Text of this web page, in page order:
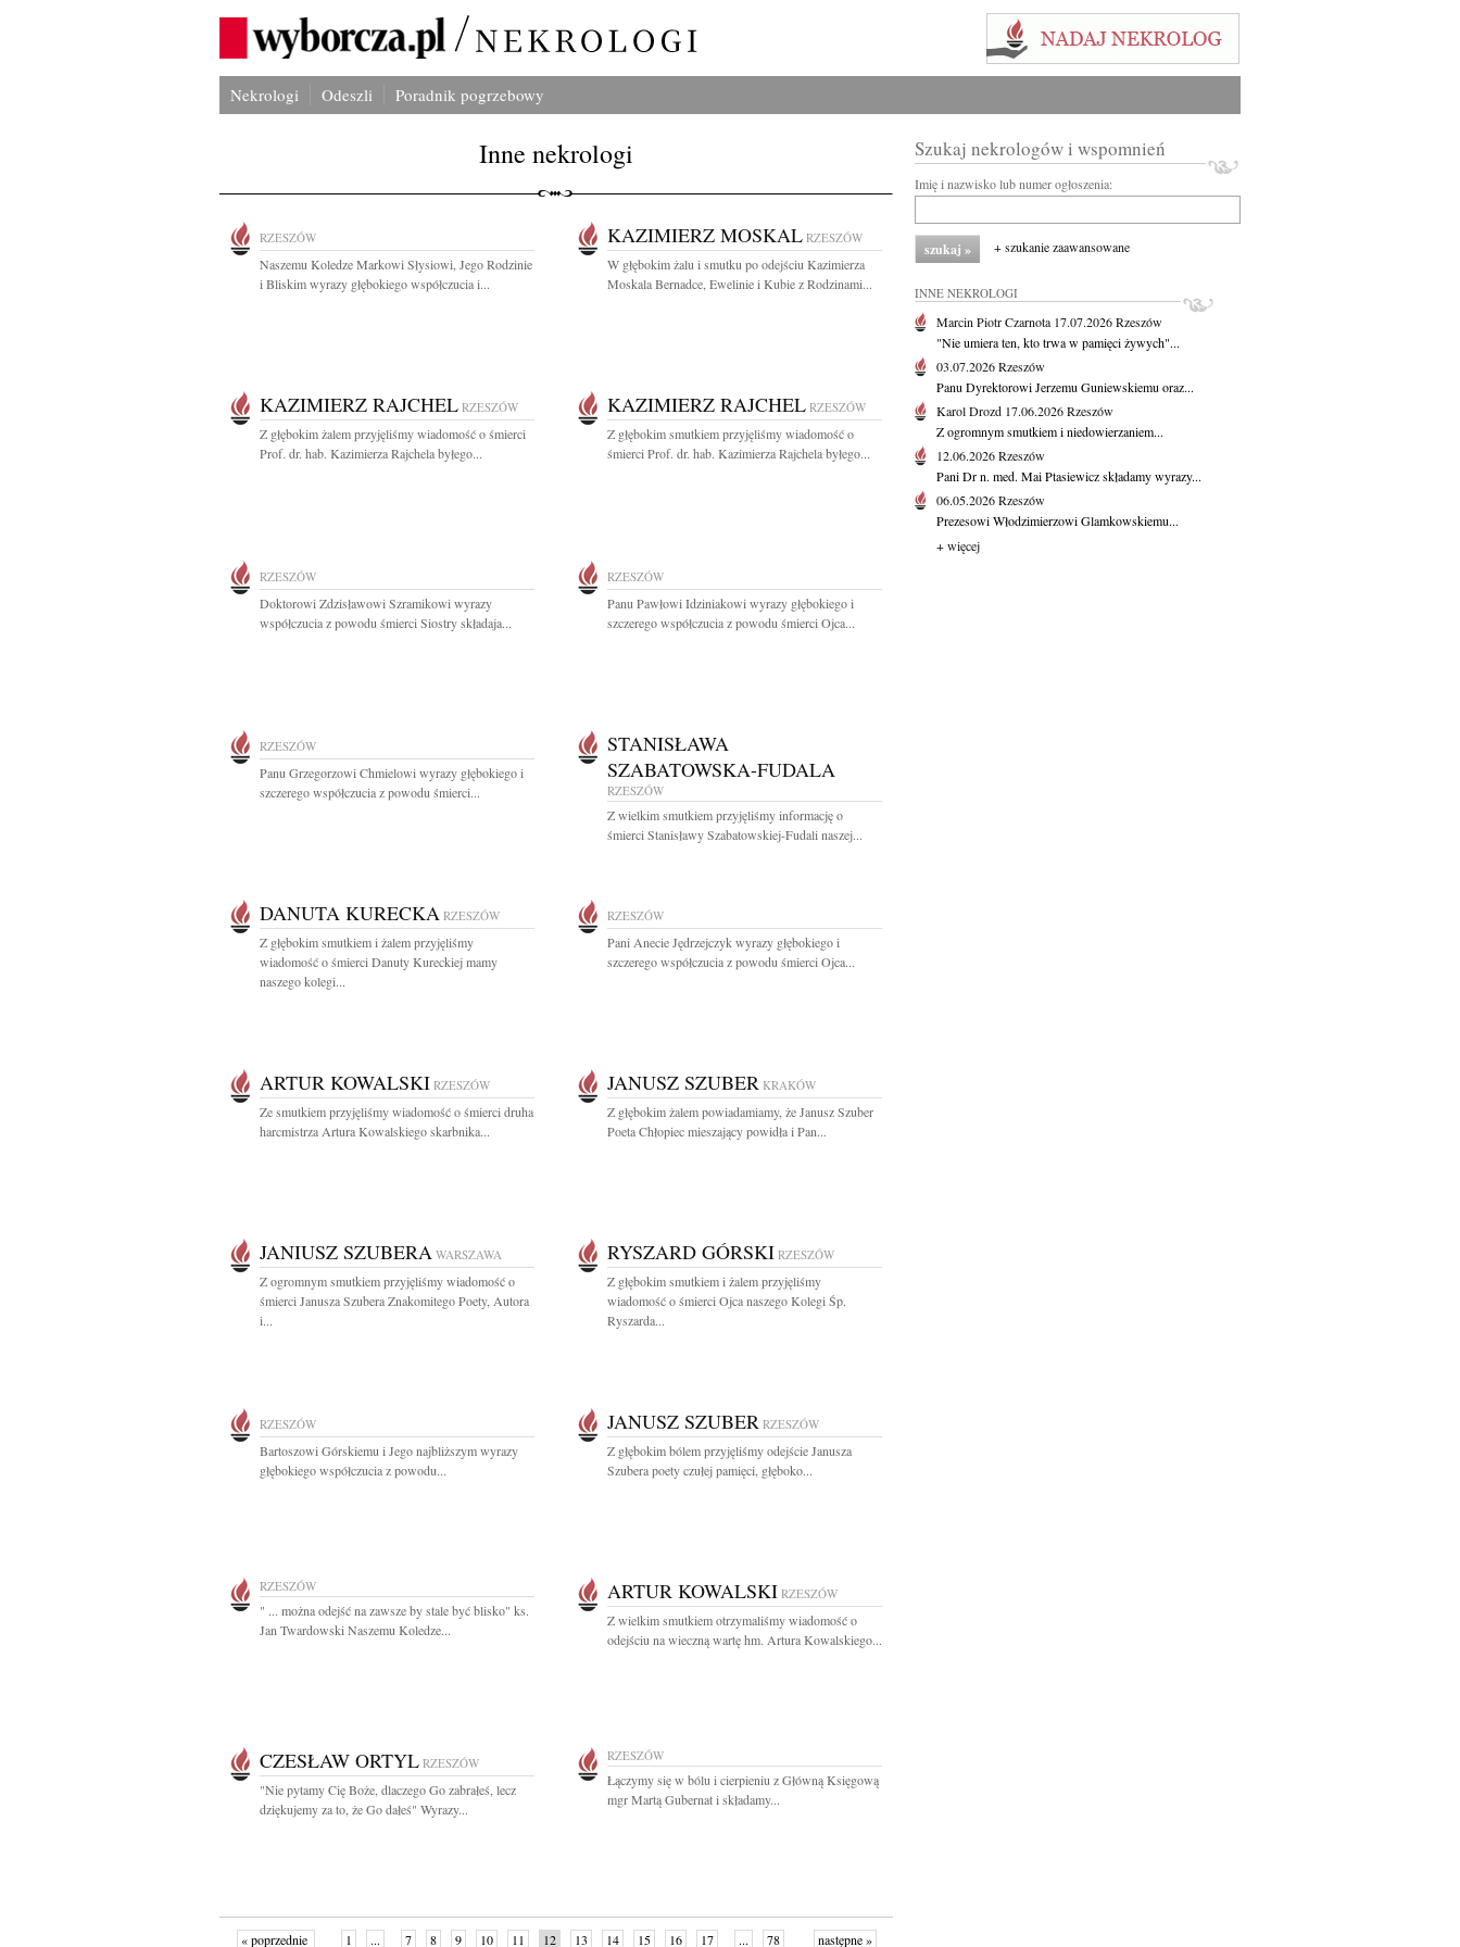
Nekrologi Odeszli Poradnik pogrzebowy
Inne nekrologi
RZESZÓW
Naszemu Koledze Markowi Słysiowi, Jego Rodzinie
i Bliskim wyrazy głębokiego współczucia i...
KAZIMIERZ MOSKAL RZESZÓW
W głębokim żalu i smutku po odejściu Kazimierza
Moskala Bernadce, Ewelinie i Kubie z Rodzinami...
KAZIMIERZ RAJCHEL RZESZÓW
Z głębokim żalem przyjęliśmy wiadomość o śmierci
Prof. dr. hab. Kazimierza Rajchela byłego...
KAZIMIERZ RAJCHEL RZESZÓW
Z głębokim smutkiem przyjęliśmy wiadomość o
śmierci Prof. dr. hab. Kazimierza Rajchela byłego...
RZESZÓW
Doktorowi Zdzisławowi Szramikowi wyrazy
współczucia z powodu śmierci Siostry składaja...
RZESZÓW
Panu Pawłowi Idziniakowi wyrazy głębokiego i
szczerego współczucia z powodu śmierci Ojca...
RZESZÓW
Panu Grzegorzowi Chmielowi wyrazy głębokiego i
szczerego współczucia z powodu śmierci...
STANISŁAWA
SZABATOWSKA-FUDALA
RZESZÓW
Z wielkim smutkiem przyjęliśmy informację o
śmierci Stanisławy Szabatowskiej-Fudali naszej...
DANUTA KURECKA RZESZÓW
Z głębokim smutkiem i żalem przyjęliśmy
wiadomość o śmierci Danuty Kureckiej mamy
naszego kolegi...
RZESZÓW
Pani Anecie Jędrzejczyk wyrazy głębokiego i
szczerego współczucia z powodu śmierci Ojca...
ARTUR KOWALSKI RZESZÓW
Ze smutkiem przyjęliśmy wiadomość o śmierci druha
harcmistrza Artura Kowalskiego skarbnika...
JANUSZ SZUBER KRAKÓW
Z głębokim żalem powiadamiamy, że Janusz Szuber
Poeta Chłopiec mieszający powidła i Pan...
JANIUSZ SZUBERA WARSZAWA
Z ogromnym smutkiem przyjęliśmy wiadomość o
śmierci Janusza Szubera Znakomitego Poety, Autora
i...
RYSZARD GÓRSKI RZESZÓW
Z głębokim smutkiem i żalem przyjęliśmy
wiadomość o śmierci Ojca naszego Kolegi Śp.
Ryszarda...
RZESZÓW
Bartoszowi Górskiemu i Jego najbliższym wyrazy
głębokiego współczucia z powodu...
JANUSZ SZUBER RZESZÓW
Z głębokim bólem przyjęliśmy odejście Janusza
Szubera poety czułej pamięci, głęboko...
RZESZÓW
" ... można odejść na zawsze by stale być blisko" ks.
Jan Twardowski Naszemu Koledze...
ARTUR KOWALSKI RZESZÓW
Z wielkim smutkiem otrzymaliśmy wiadomość o
odejściu na wieczną wartę hm. Artura Kowalskiego...
CZESŁAW ORTYL RZESZÓW
"Nie pytamy Cię Boże, dlaczego Go zabrałeś, lecz
dziękujemy za to, że Go dałeś" Wyrazy...
RZESZÓW
Łączymy się w bólu i cierpieniu z Główną Księgową
mgr Martą Gubernat i składamy...
« poprzednie 1 ... 7 8 9 10 11 12 13 14 15 16 17 ... 78 następne »
Szukaj nekrologów i wspomnień
Imię i nazwisko lub numer ogłoszenia:
+ szukanie zaawansowane
INNE NEKROLOGI
Marcin Piotr Czarnota 17.07.2026Rzeszów
"Nie umiera ten, kto trwa w pamięci żywych"...
03.07.2026Rzeszów
Panu Dyrektorowi Jerzemu Guniewskiemu oraz...
Karol Drozd 17.06.2026Rzeszów
Z ogromnym smutkiem i niedowierzaniem...
12.06.2026Rzeszów
Pani Dr n. med. Mai Ptasiewicz składamy wyrazy...
06.05.2026Rzeszów
Prezesowi Włodzimierzowi Glamkowskiemu...
+ więcej